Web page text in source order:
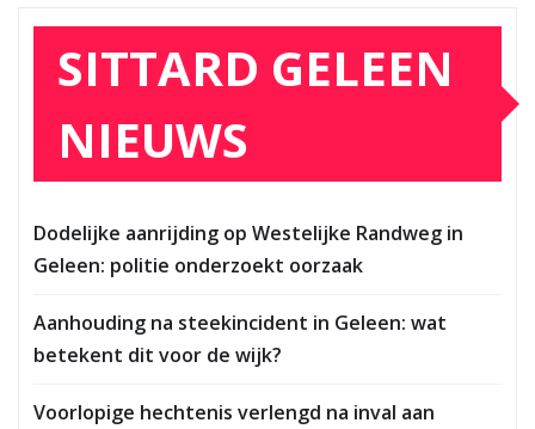
SITTARD GELEEN
NIEUWS
Dodelijke aanrijding op Westelijke Randweg in
Geleen: politie onderzoekt oorzaak
Aanhouding na steekincident in Geleen: wat
betekent dit voor de wijk?
Voorlopige hechtenis verlengd na inval aan